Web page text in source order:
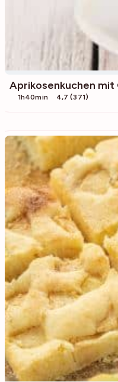
Aprikosenkuchen mit
1h40min 4,7 (371)